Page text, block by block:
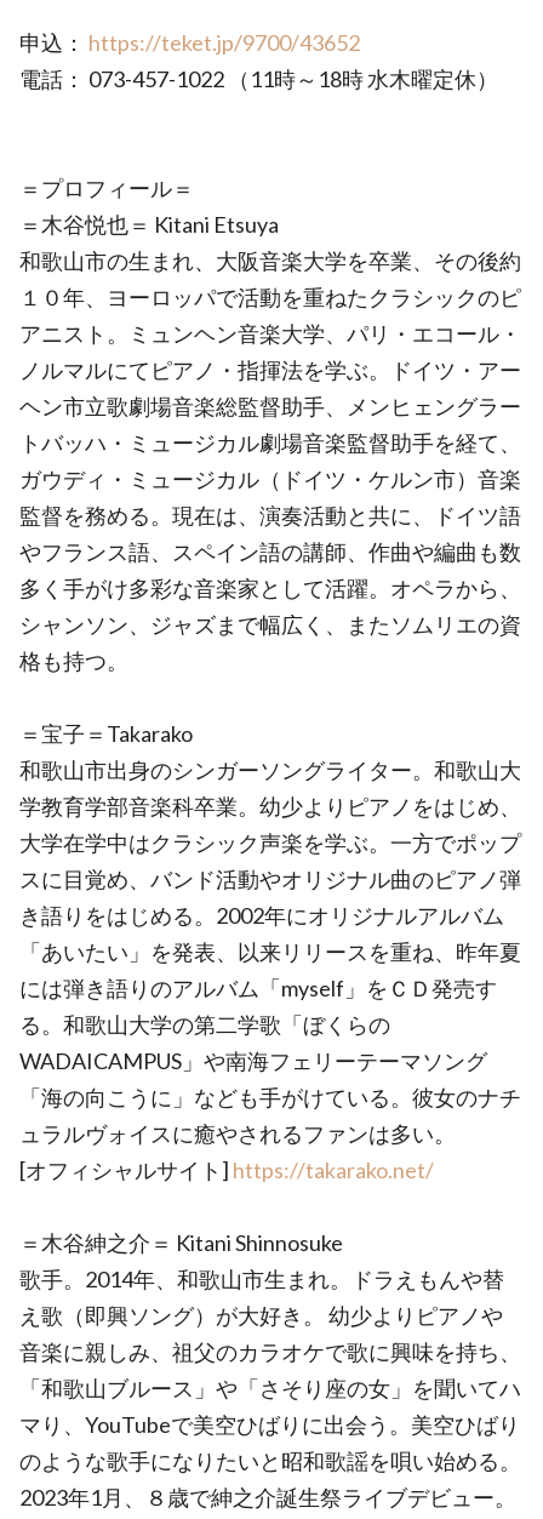
申込： https://teket.jp/9700/43652
電話： 073-457-1022 （11時～18時 水木曜定休）
＝プロフィール＝
＝木谷悦也＝ Kitani Etsuya
和歌山市の生まれ、大阪音楽大学を卒業、その後約
１０年、ヨーロッパで活動を重ねたクラシックのピ
アニスト。ミュンヘン音楽大学、パリ・エコール・
ノルマルにてピアノ・指揮法を学ぶ。ドイツ・アー
ヘン市立歌劇場音楽総監督助手、メンヒェングラー
トバッハ・ミュージカル劇場音楽監督助手を経て、
ガウディ・ミュージカル（ドイツ・ケルン市）音楽
監督を務める。現在は、演奏活動と共に、ドイツ語
やフランス語、スペイン語の講師、作曲や編曲も数
多く手がけ多彩な音楽家として活躍。オペラから、
シャンソン、ジャズまで幅広く、またソムリエの資
格も持つ。
＝宝子＝Takarako
和歌山市出身のシンガーソングライター。和歌山大
学教育学部音楽科卒業。幼少よりピアノをはじめ、
大学在学中はクラシック声楽を学ぶ。一方でポップ
スに目覚め、バンド活動やオリジナル曲のピアノ弾
き語りをはじめる。2002年にオリジナルアルバム
「あいたい」を発表、以来リリースを重ね、昨年夏
には弾き語りのアルバム「myself」をＣＤ発売す
る。和歌山大学の第二学歌「ぼくらの
WADAICAMPUS」や南海フェリーテーマソング
「海の向こうに」なども手がけている。彼女のナチ
ュラルヴォイスに癒やされるファンは多い。
[オフィシャルサイト] https://takarako.net/
＝木谷紳之介＝ Kitani Shinnosuke
歌手。2014年、和歌山市生まれ。ドラえもんや替
え歌（即興ソング）が大好き。 幼少よりピアノや
音楽に親しみ、祖父のカラオケで歌に興味を持ち、
「和歌山ブルース」や「さそり座の女」を聞いてハ
マり、YouTubeで美空ひばりに出会う。美空ひばり
のような歌手になりたいと昭和歌謡を唄い始める。
2023年1月、８歳で紳之介誕生祭ライブデビュー。